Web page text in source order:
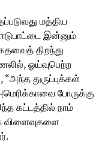
மத்திய
ஈடுபாட்டை இன்னும்
திறந்து
ஓய்வுபெற்ற
துருப்புக்கள்
போருக்கு
கட்டத்தில் நாம்
விளைவுகளை